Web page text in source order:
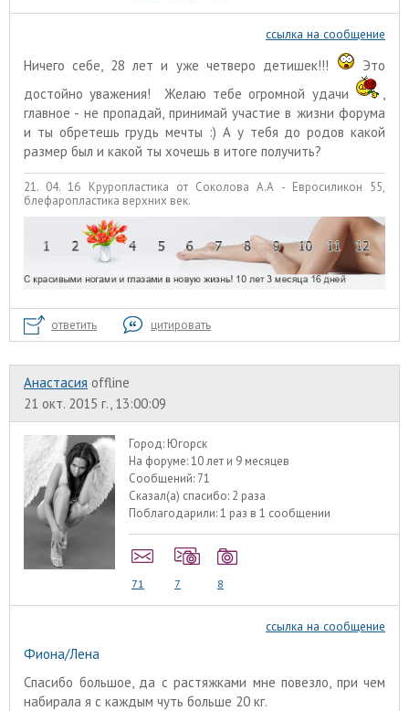
ссылка на сообщение
Ничего себе, 28 лет и уже четверо детишек!!!
Это
достойно уважения! Желаю тебе огромной удачи
,
главное - не пропадай, принимай участие в жизни форума
и ты обретешь грудь мечты :) А у тебя до родов какой
размер был и какой ты хочешь в итоге получить?
21. 04. 16 Круропластика от Соколова А.А - Евросиликон 55,
блефаропластика верхних век.
ответить цитировать
Анастасия offline
21 окт. 2015 г., 13:00:09
Город: Югорск
На форуме:10 лет и 9 месяцев
Сообщений: 71
Сказал(а) спасибо: 2 раза
Поблагодарили:1 раз в 1 сообщении
71 7 8
ссылка на сообщение
Фиона/Лена
Спасибо большое, да с растяжками мне повезло, при чем
набирала я с каждым чуть больше 20 кг.